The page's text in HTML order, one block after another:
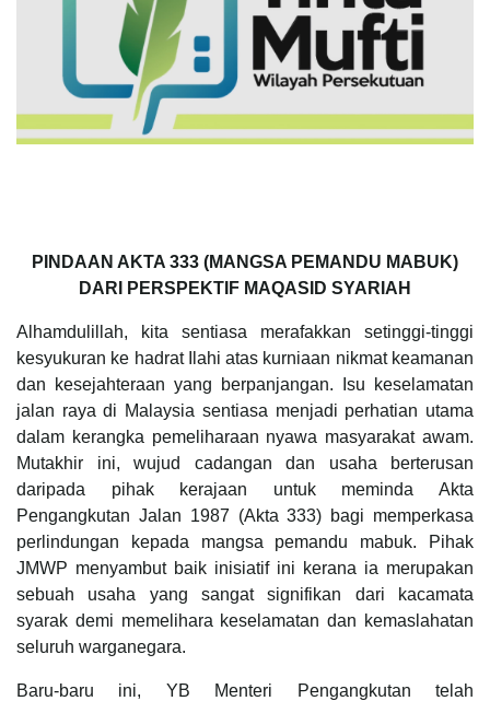
PINDAAN AKTA 333 (MANGSA PEMANDU MABUK)
DARI PERSPEKTIF MAQASID SYARIAH
Alhamdulillah, kita sentiasa merafakkan setinggi-tinggi
kesyukuran ke hadrat Ilahi atas kurniaan nikmat keamanan
dan kesejahteraan yang berpanjangan. Isu keselamatan
jalan raya di Malaysia sentiasa menjadi perhatian utama
dalam kerangka pemeliharaan nyawa masyarakat awam.
Mutakhir ini, wujud cadangan dan usaha berterusan
daripada pihak kerajaan untuk meminda Akta
Pengangkutan Jalan 1987 (Akta 333) bagi memperkasa
perlindungan kepada mangsa pemandu mabuk. Pihak
JMWP menyambut baik inisiatif ini kerana ia merupakan
sebuah usaha yang sangat signifikan dari kacamata
syarak demi memelihara keselamatan dan kemaslahatan
seluruh warganegara.
Baru-baru ini, YB Menteri Pengangkutan telah